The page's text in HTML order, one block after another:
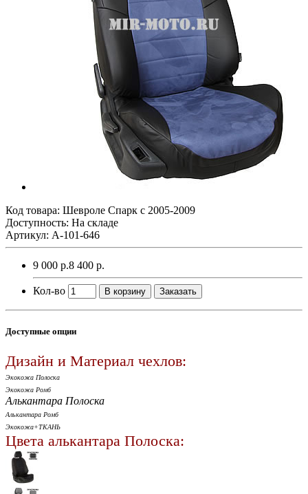
Код товара: Шевроле Спарк с 2005-2009
Доступность: На складе
Артикул: A-101-646
9 000 р.8 400 р.
Кол-во В корзину Заказать
Доступные опции
Дизайн и Материал чехлов:
Экокожа Полоска
Экокожа Ромб
Алькантара Полоска
Алькантара Ромб
Экокожа+ТКАНЬ
Цвета алькантара Полоска: